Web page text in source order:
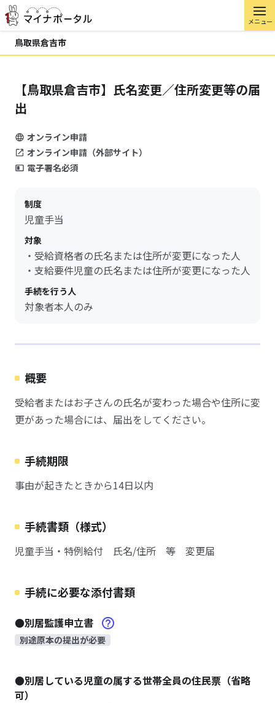
メニュー
鳥取県倉吉市
【鳥取県倉吉市】氏名変更／住所変更等の届
出
オンライン申請
オンライン申請（外部サイト）
電子署名必須
制度
児童手当
対象
・受給資格者の氏名または住所が変更になった人
・支給要件児童の氏名または住所が変更になった人
手続を行う人
対象者本人のみ
概要
受給者またはお子さんの氏名が変わった場合や住所に変
更があった場合には、届出をしてください。
手続期限
事由が起きたときから14日以内
手続書類（様式）
児童手当・特例給付 氏名/住所 等 変更届
手続に必要な添付書類
●別居監護申立書
別途原本の提出が必要
●別居している児童の属する世帯全員の住民票（省略
可）